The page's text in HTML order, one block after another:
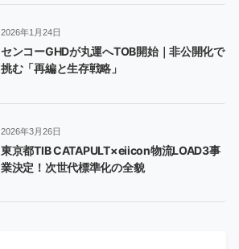
2026年1月24日
センコーGHDが丸運へTOB開始｜非公開化で
挑む「再編と生存戦略」
2026年3月26日
東京都TIB CATAPULT×eiicon物流LOAD3事
業決定！次世代標準化の全貌